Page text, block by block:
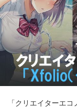
「クリエイターエ